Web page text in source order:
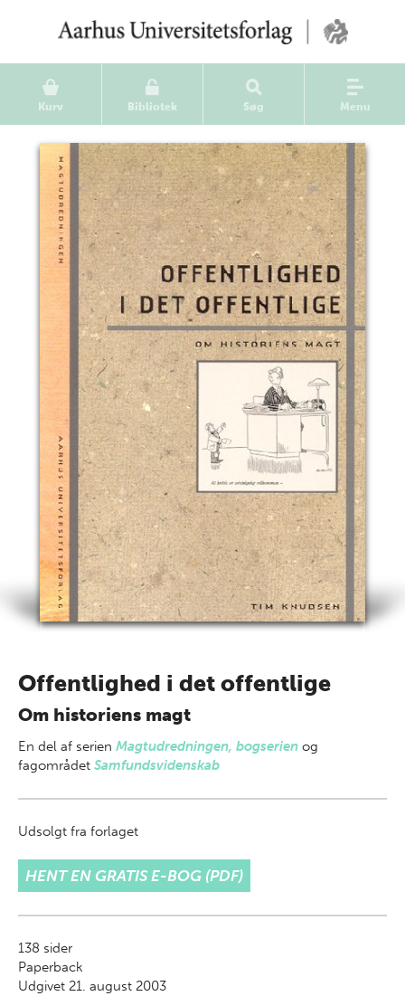
Kurv Bibliotek Søg Menu
Offentlighed i det offentlige
Om historiens magt
En del af serien Magtudredningen, bogserien og
fagområdet Samfundsvidenskab
Udsolgt fra forlaget
HENT EN GRATIS E-BOG (PDF)
138 sider
Paperback
Udgivet 21. august 2003